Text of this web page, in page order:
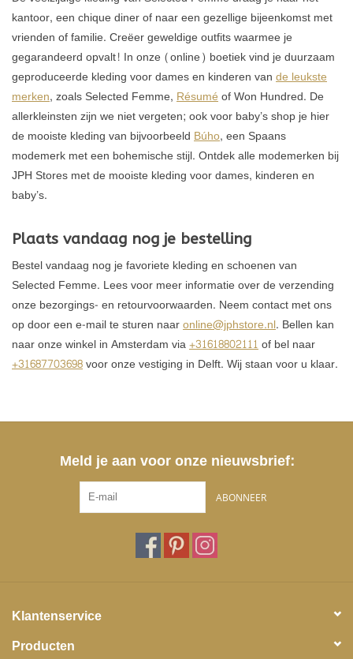
kantoor, een chique diner of naar een gezellige bijeenkomst met
vrienden of familie. Creëer geweldige outfits waarmee je
gegarandeerd opvalt! In onze (online) boetiek vind je duurzaam
geproduceerde kleding voor dames en kinderen van de leukste
merken, zoals Selected Femme, Résuméof Won Hundred. De
allerkleinsten zijn we niet vergeten; ook voor baby’s shop je hier
de mooiste kleding van bijvoorbeeld Búho, een Spaans
modemerk met een bohemische stijl. Ontdek alle modemerken bij
JPH Stores met de mooiste kleding voor dames, kinderen en
baby’s.
Plaats vandaag nog je bestelling
Bestel vandaag nog je favoriete kleding en schoenen van
Selected Femme. Lees voor meer informatie over de verzending
onze bezorgings- en retourvoorwaarden. Neem contact met ons
op door een e-mail te sturen naaronline@jphstore.nl. Bellen kan
naar onze winkel in Amsterdam via+31618802111of bel naar
+31687703698voor onze vestiging in Delft. Wij staan voor u klaar.
Meld je aan voor onze nieuwsbrief:
ABONNEER
Klantenservice
Producten